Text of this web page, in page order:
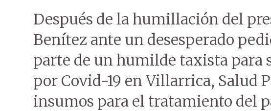
Después de la humillación del
Benítez ante un desesperado
parte de un humilde taxista para
por Covid-19 en Villarrica, Salud
insumos para el tratamiento del